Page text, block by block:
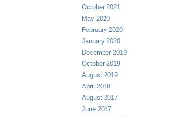
October 2021
May 2020
February 2020
January 2020
December 2019
October 2019
August 2019
April 2019
August 2017
June 2017